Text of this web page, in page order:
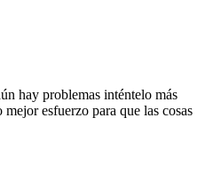
hay problemas inténtelo más
esfuerzo para que las cosas